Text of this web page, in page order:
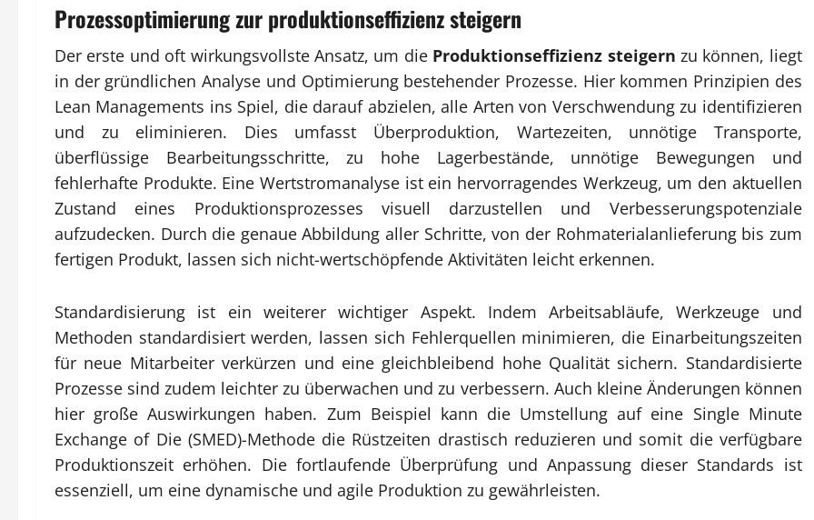
Prozessoptimierung zur produktionseffizienz steigern
Der erste und oft wirkungsvollste Ansatz, um die Produktionseffizienz steigern zu können, liegt
in der gründlichen Analyse und Optimierung bestehender Prozesse. Hier kommen Prinzipien des
Lean Managements ins Spiel, die darauf abzielen, alle Arten von Verschwendung zu identifizieren
und zu eliminieren. Dies umfasst Überproduktion, Wartezeiten, unnötige Transporte,
überflüssige Bearbeitungsschritte, zu hohe Lagerbestände, unnötige Bewegungen und
fehlerhafte Produkte. Eine Wertstromanalyse ist ein hervorragendes Werkzeug, um den aktuellen
Zustand eines Produktionsprozesses visuell darzustellen und Verbesserungspotenziale
aufzudecken. Durch die genaue Abbildung aller Schritte, von der Rohmaterialanlieferung bis zum
fertigen Produkt, lassen sich nicht-wertschöpfende Aktivitäten leicht erkennen.
Standardisierung ist ein weiterer wichtiger Aspekt. Indem Arbeitsabläufe, Werkzeuge und
Methoden standardisiert werden, lassen sich Fehlerquellen minimieren, die Einarbeitungszeiten
für neue Mitarbeiter verkürzen und eine gleichbleibend hohe Qualität sichern. Standardisierte
Prozesse sind zudem leichter zu überwachen und zu verbessern. Auch kleine Änderungen können
hier große Auswirkungen haben. Zum Beispiel kann die Umstellung auf eine Single Minute
Exchange of Die (SMED)-Methode die Rüstzeiten drastisch reduzieren und somit die verfügbare
Produktionszeit erhöhen. Die fortlaufende Überprüfung und Anpassung dieser Standards ist
essenziell, um eine dynamische und agile Produktion zu gewährleisten.